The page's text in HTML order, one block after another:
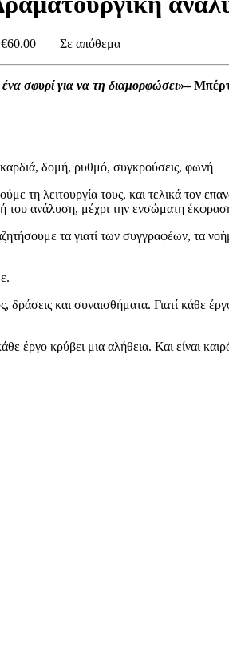
€60.00 Σε απόθεμα
σφυρί για να τη διαμορφώσει»–
καρδιά, δομή, ρυθμό, συγκρούσεις, φωνή
τη λειτουργία τους, και τελικά τον
του ανάλυση, μέχρι την ενσώματη
τα γιατί των συγγραφέων, τα
και συναισθήματα. Γιατί κάθε
έργο κρύβει μια αλήθεια. Και είναι